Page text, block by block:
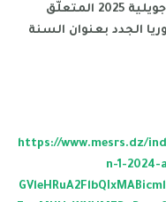
المنشور الوزاري رقم 01 المؤرخ في 14 جويلية 2025 المتعلّق
الجدد بعنوان السنة
https://www.mesrs.dz/
n-1-2024-